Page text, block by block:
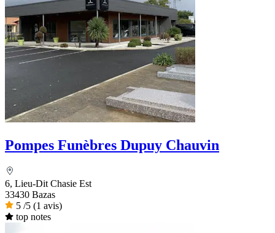
Pompes Funèbres Dupuy Chauvin
6, Lieu-Dit Chasie Est
33430 Bazas
5 /5 (1 avis)
top notes